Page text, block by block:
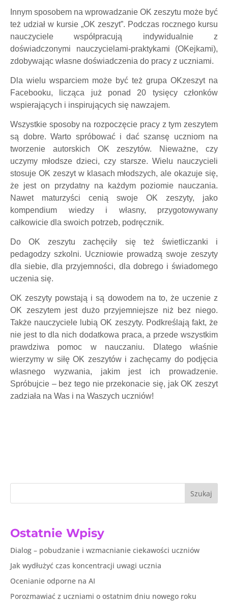
Innym sposobem na wprowadzanie OK zeszytu może być
też udział w kursie „OK zeszyt”. Podczas rocznego kursu
nauczyciele współpracują indywidualnie z
doświadczonymi nauczycielami-praktykami (OKejkami),
zdobywając własne doświadczenia do pracy z uczniami.
Dla wielu wsparciem może być też grupa OKzeszyt na
Facebooku, licząca już ponad 20 tysięcy członków
wspierających i inspirujących się nawzajem.
Wszystkie sposoby na rozpoczęcie pracy z tym zeszytem
są dobre. Warto spróbować i dać szansę uczniom na
tworzenie autorskich OK zeszytów. Nieważne, czy
uczymy młodsze dzieci, czy starsze. Wielu nauczycieli
stosuje OK zeszyt w klasach młodszych, ale okazuje się,
że jest on przydatny na każdym poziomie nauczania.
Nawet maturzyści cenią swoje OK zeszyty, jako
kompendium wiedzy i własny, przygotowywany
całkowicie dla swoich potrzeb, podręcznik.
Do OK zeszytu zachęciły się też świetliczanki i
pedagodzy szkolni. Uczniowie prowadzą swoje zeszyty
dla siebie, dla przyjemności, dla dobrego i świadomego
uczenia się.
OK zeszyty powstają i są dowodem na to, że uczenie z
OK zeszytem jest dużo przyjemniejsze niż bez niego.
Także nauczyciele lubią OK zeszyty. Podkreślają fakt, że
nie jest to dla nich dodatkowa praca, a przede wszystkim
prawdziwa pomoc w nauczaniu. Dlatego właśnie
wierzymy w siłę OK zeszytów i zachęcamy do podjęcia
własnego wyzwania, jakim jest ich prowadzenie.
Spróbujcie – bez tego nie przekonacie się, jak OK zeszyt
zadziała na Was i na Waszych uczniów!
Szukaj
Ostatnie Wpisy
Dialog – pobudzanie i wzmacnianie ciekawości uczniów
Jak wydłużyć czas koncentracji uwagi ucznia
Ocenianie odporne na AI
Porozmawiać z uczniami o ostatnim dniu nowego roku